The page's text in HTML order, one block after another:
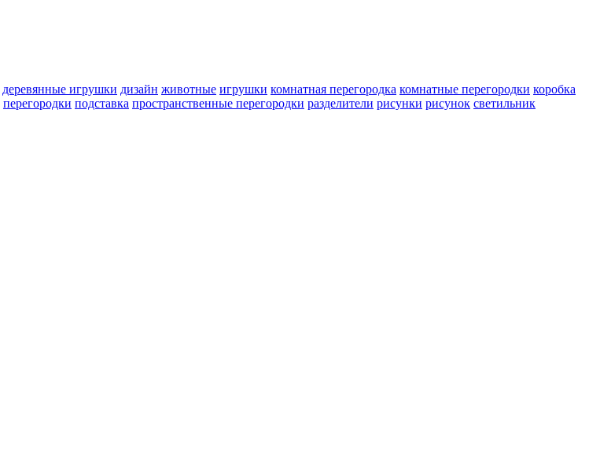
деревянные игрушки дизайн животные игрушки комнатная перегородка комнатные перегородки коробка
перегородки подставка пространственные перегородки разделители рисунки рисунок светильник